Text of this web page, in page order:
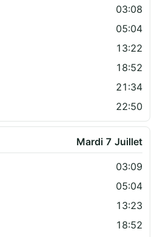
03:08
05:04
13:22
18:52
21:34
22:50
Mardi 7 Juillet
03:09
05:04
13:23
18:52